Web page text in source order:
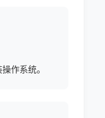
作系统。